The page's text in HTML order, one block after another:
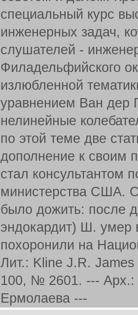
специальный курс
инженерных задач,
слушателей -
Филадельфийского
излюбленной
уравнением Ван дер
нелинейные
по этой теме две
дополнение к своим
стал консультантом
министерства США.
было дожить: после
эндокардит) Ш. умер
похоронили на
Лит.: Kline J.R.
100, № 2601. ---
Ермолаева ---